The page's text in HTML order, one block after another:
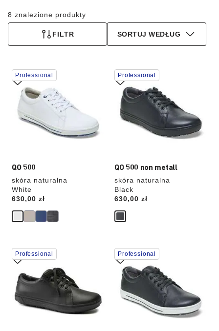
8 znalezione produkty
FILTR SORTUJ WEDŁUG
QO 500
skóra naturalna
White
Price:
630,00 zł
Wybranie
koloru
spowoduje
zmianę
zdjęcia
produktu
Professional
QO 500 non metall
skóra naturalna
Black
Price:
630,00 zł
Wybranie
koloru
spowoduje
zmianę
zdjęcia
produktu
Professional
Wybranie
koloru
spowoduje
zmianę
zdjęcia
produktu
Professional
Wybranie
koloru
spowoduje
zmianę
zdjęcia
produktu
Professional